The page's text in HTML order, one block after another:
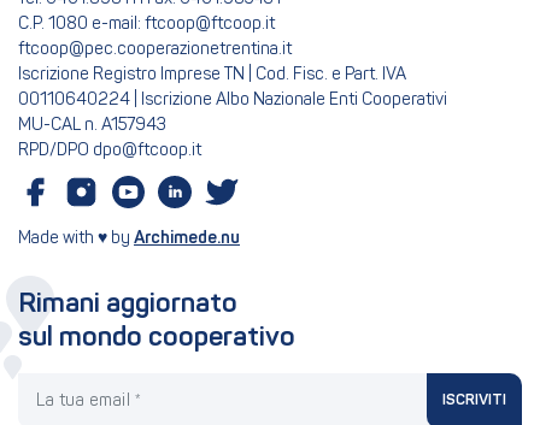
C.P. 1080 e-mail: ftcoop@ftcoop.it
ftcoop@pec.cooperazionetrentina.it
Iscrizione Registro Imprese TN | Cod. Fisc. e Part. IVA
00110640224 | Iscrizione Albo Nazionale Enti Cooperativi
MU-CAL n. A157943
RPD/DPO dpo@ftcoop.it
Made with ♥ by Archimede.nu
Rimani aggiornato
sul mondo cooperativo
ISCRIVITI